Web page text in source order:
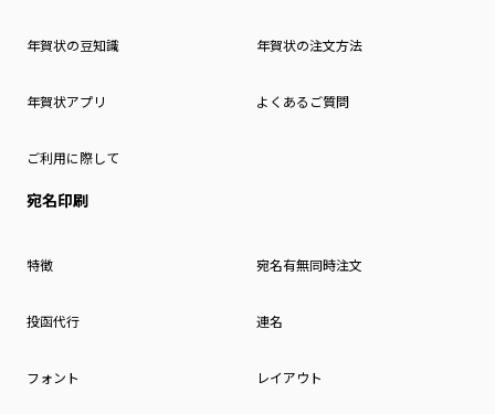
年賀状の豆知識 年賀状の注文方法
年賀状アプリ よくあるご質問
ご利用に際して
宛名印刷
特徴 宛名有無同時注文
投函代行 連名
フォント レイアウト